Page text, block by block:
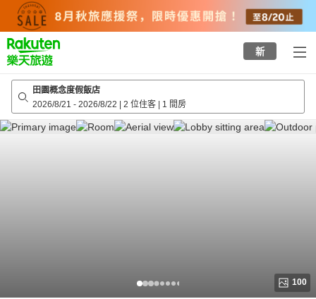
top
page
新
田園概念度假飯店
2026/8/21 - 2026/8/22 | 2 位住客 | 1 間房
100